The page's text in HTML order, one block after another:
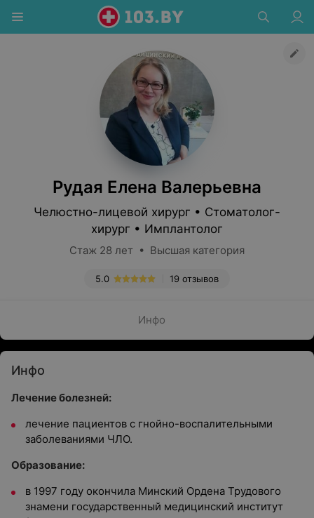
Рудая Елена Валерьевна
Челюстно-лицевой хирург • Стоматолог-
хирург • Имплантолог
Стаж 28 лет • Высшая категория
19 отзывов
5.0
Инфо
Инфо
Лечение болезней:
лечение пациентов с гнойно-воспалительными
заболеваниями ЧЛО.
Образование:
в 1997 году окончила Минский Ордена Трудового
знамени государственный медицинский институт